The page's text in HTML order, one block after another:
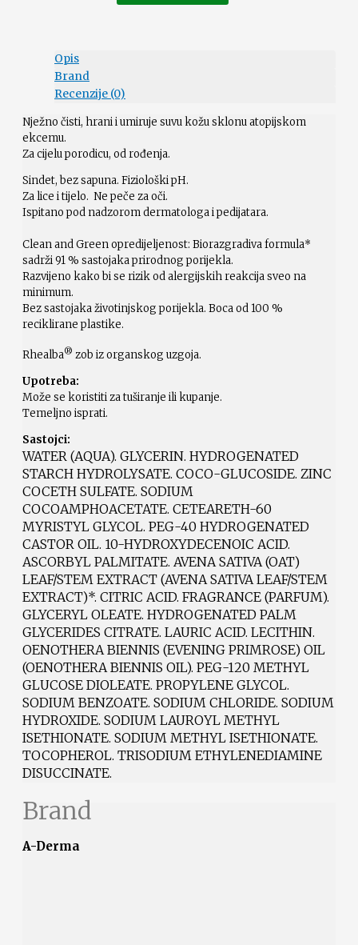
Opis
Brand
Recenzije (0)
Nježno čisti, hrani i umiruje suvu kožu sklonu atopijskom
ekcemu.
Za cijelu porodicu, od rođenja.
Sindet, bez sapuna. Fiziološki pH.
Za lice i tijelo. Ne peče za oči.
Ispitano pod nadzorom dermatologa i pedijatara.
Clean and Green opredijeljenost: Biorazgradiva formula*
sadrži 91 % sastojaka prirodnog porijekla.
Razvijeno kako bi se rizik od alergijskih reakcija sveo na
minimum.
Bez sastojaka životinjskog porijekla. Boca od 100 %
reciklirane plastike.
Rhealba® zob iz organskog uzgoja.
Upotreba:
Može se koristiti za tuširanje ili kupanje.
Temeljno isprati.
Sastojci:
WATER (AQUA). GLYCERIN. HYDROGENATED
STARCH HYDROLYSATE. COCO-GLUCOSIDE. ZINC
COCETH SULFATE. SODIUM
COCOAMPHOACETATE. CETEARETH-60
MYRISTYL GLYCOL. PEG-40 HYDROGENATED
CASTOR OIL. 10-HYDROXYDECENOIC ACID.
ASCORBYL PALMITATE. AVENA SATIVA (OAT)
LEAF/STEM EXTRACT (AVENA SATIVA LEAF/STEM
EXTRACT)*. CITRIC ACID. FRAGRANCE (PARFUM).
GLYCERYL OLEATE. HYDROGENATED PALM
GLYCERIDES CITRATE. LAURIC ACID. LECITHIN.
OENOTHERA BIENNIS (EVENING PRIMROSE) OIL
(OENOTHERA BIENNIS OIL). PEG-120 METHYL
GLUCOSE DIOLEATE. PROPYLENE GLYCOL.
SODIUM BENZOATE. SODIUM CHLORIDE. SODIUM
HYDROXIDE. SODIUM LAUROYL METHYL
ISETHIONATE. SODIUM METHYL ISETHIONATE.
TOCOPHEROL. TRISODIUM ETHYLENEDIAMINE
DISUCCINATE.
Brand
A-Derma